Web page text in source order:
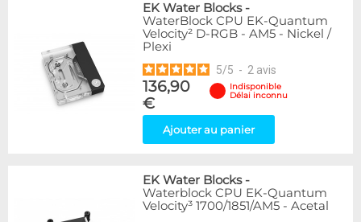
EK Water Blocks-
WaterBlock CPU EK-Quantum
Velocity² D-RGB - AM5 - Nickel /
Plexi
5/5 - 2 avis
136,90
€
Indisponible
Délai inconnu
Ajouter au panier
EK Water Blocks-
Waterblock CPU EK-Quantum
Velocity³ 1700/1851/AM5 - Acetal